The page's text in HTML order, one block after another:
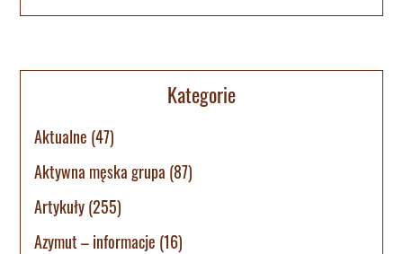
Kategorie
Aktualne (47)
Aktywna męska grupa (87)
Artykuły(255)
Azymut – informacje (16)